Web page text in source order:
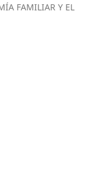
FAMILIAR Y EL